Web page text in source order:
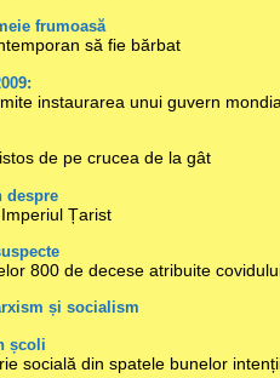
frumoasă
să fie bărbat
instaurarea unui guvern
de pe crucea de la gât
despre
Țarist
800 de decese atribuite
și socialism
școli
socială din spatele bunelor